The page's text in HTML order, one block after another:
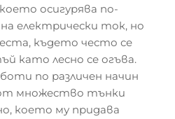
осигурява по-
електрически ток, но
където често се
като лесно се огъва.
по различен начин
множество тънки
което му придава